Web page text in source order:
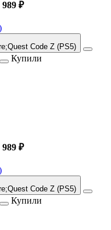
989 ₽
Code Z (PS5)
Купили
989 ₽
Code Z (PS5)
Купили